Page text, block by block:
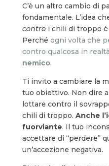
C’è un altro cambio di
fondamentale. L’idea
controi chili di troppo
Perché ogni volta che
contro qualcosa in realtà
nemico.
Ti invito a cambiare la
tuo obiettivo. Non dire
lottare contro il
chili di troppo. Anche
fuorviante. Il tuo
accettare di “perdere”
un’accezione negativa.